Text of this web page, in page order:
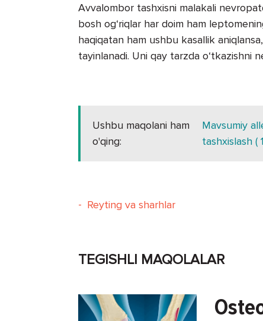
Avvalombor tashxisni malakali
bosh og‘riqlar har doim ham
haqiqatan ham ushbu kasallik
tayinlanadi. Uni qay tarzda o‘tkazishni
Ushbu maqolani ham
o'qing:
Mavsumiy
tashxislash (
- Reyting va sharhlar
TEGISHLI MAQOLALAR